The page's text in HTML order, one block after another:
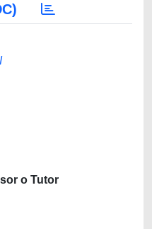
o Tutor